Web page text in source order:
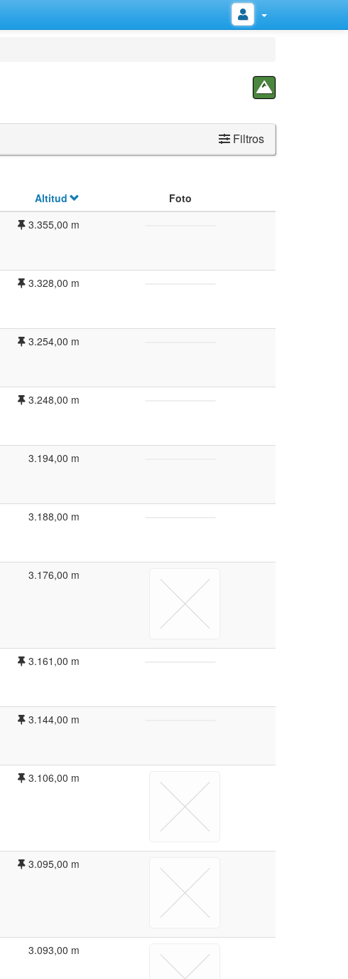
Filtros
Altitud
Foto
3.355,00 m
3.328,00 m
3.254,00 m
3.248,00 m
3.194,00 m
3.188,00 m
3.176,00 m
3.161,00 m
3.144,00 m
3.106,00 m
3.095,00 m
3.093,00 m